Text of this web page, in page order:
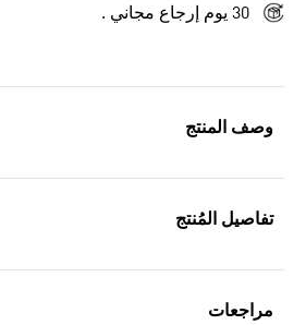
وصف المنتج
تفاصيل المُنتج
مراجعات